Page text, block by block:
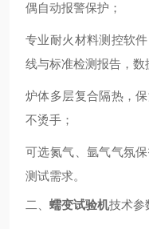
偶自动报警保护；
专业耐火材料测控软
线与标准检测报告，数
炉体多层复合隔热，
不烫手；
可选氮气、氩气气氛
测试需求。
二、 蠕变试验机技术参